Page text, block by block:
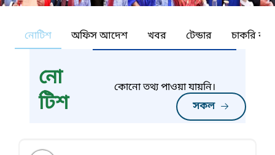
নোটিশ অফিস আদেশ খবর টেন্ডার চাকরি
নো
টিশ
সকল
কোনো তথ্য পাওয়া যায়নি।